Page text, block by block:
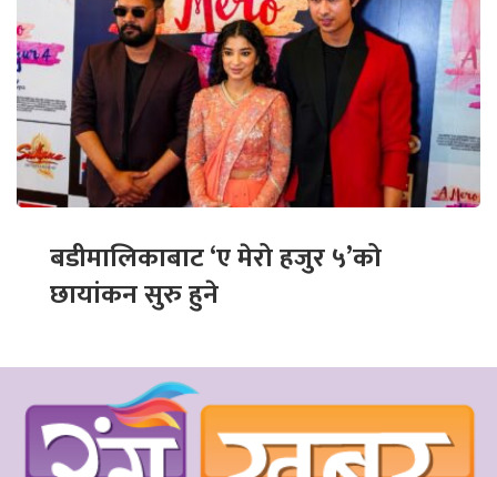
बडीमालिकाबाट ‘ए मेरो हजुर ५’को
छायांकन सुरु हुने